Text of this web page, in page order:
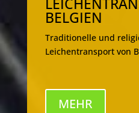
BELGIEN
Traditionelle und
Leichentransport von
MEHR